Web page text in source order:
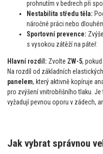
prohnutím v bedrech při
Nestabilita středu těla:
náročné práci nebo
Sportovní prevence:
s vysokou zátěží na páteř.
Hlavní rozdíl: Zvolte ZW-5,
Na rozdíl od základních
panelem, který aktivně kopíruje
pro zvýšení vnitrobřišního tlaku.
vyžadují pevnou oporu v zádech,
Jak vybrat správnou